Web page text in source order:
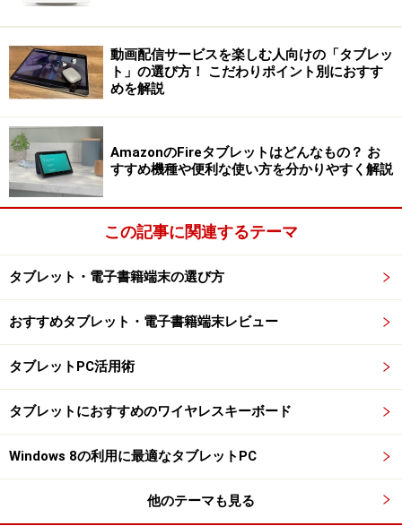
この風向きを変えたのがiPhoneでした。多くのユーザー
がiPhoneのような操作感をノートPCでも求め、2012年
に登場のWindows 8ではスマホ同様に指を使うタッチ操
作に対応。指でも不自由しない操作感や配慮がなされ、
現在のWindows 11まで続きます。このような試行錯誤の
末、いまの形となり現在に至るのです。
2in1タイプのWindowsタブレット。キーボード付きだがタブ
レットのように使える
では、用途別にタブレットとノートPCのどちらが向いて
いるのか、使い勝手がどう変わるのかを見ていきます。
電子書籍やストリーミング動画を楽しむ：
電子書籍やストリーミング動画を楽しむ場合には、「間
違いない」と言い切れるほど、タブレットのほうが良い
動画配信サービスを楽しむ人向けの「タブレッ
ト」の選び方！ こだわりポイント別におすす
めを解説
AmazonのFireタブレットはどんなもの？ お
すすめ機種や便利な使い方を分かりやすく解説
この記事に関連するテーマ
タブレット・電子書籍端末の選び方
おすすめタブレット・電子書籍端末レビュー
タブレットPC活用術
タブレットにおすすめのワイヤレスキーボード
Windows 8の利用に最適なタブレットPC
他のテーマも見る